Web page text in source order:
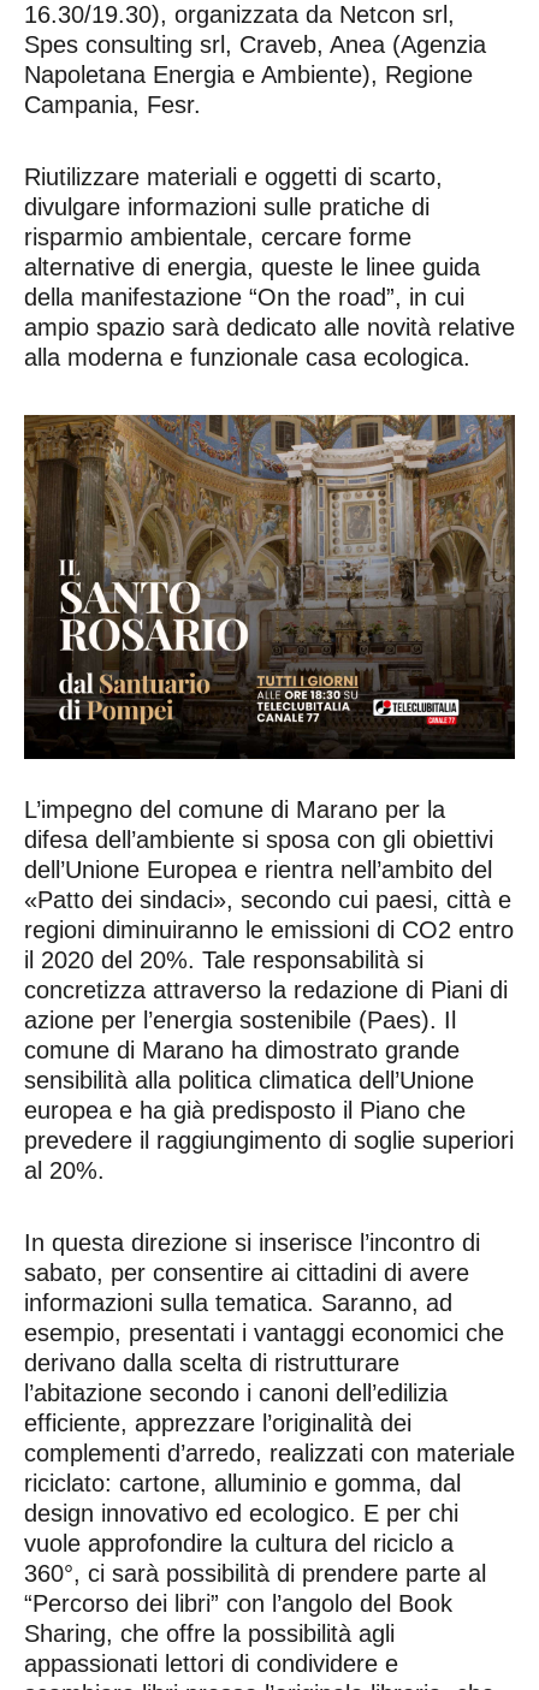
16.30/19.30), organizzata da Netcon srl,
Spes consulting srl, Craveb, Anea (Agenzia
Napoletana Energia e Ambiente), Regione
Campania, Fesr.
Riutilizzare materiali e oggetti di scarto,
divulgare informazioni sulle pratiche di
risparmio ambientale, cercare forme
alternative di energia, queste le linee guida
della manifestazione “On the road”, in cui
ampio spazio sarà dedicato alle novità relative
alla moderna e funzionale casa ecologica.
L’impegno del comune di Marano per la
difesa dell’ambiente si sposa con gli obiettivi
dell’Unione Europea e rientra nell’ambito del
«Patto dei sindaci», secondo cui paesi, città e
regioni diminuiranno le emissioni di CO2 entro
il 2020 del 20%. Tale responsabilità si
concretizza attraverso la redazione di Piani di
azione per l’energia sostenibile (Paes). Il
comune di Marano ha dimostrato grande
sensibilità alla politica climatica dell’Unione
europea e ha già predisposto il Piano che
prevedere il raggiungimento di soglie superiori
al 20%.
In questa direzione si inserisce l’incontro di
sabato, per consentire ai cittadini di avere
informazioni sulla tematica. Saranno, ad
esempio, presentati i vantaggi economici che
derivano dalla scelta di ristrutturare
l’abitazione secondo i canoni dell’edilizia
efficiente, apprezzare l’originalità dei
complementi d’arredo, realizzati con materiale
riciclato: cartone, alluminio e gomma, dal
design innovativo ed ecologico. E per chi
vuole approfondire la cultura del riciclo a
360°, ci sarà possibilità di prendere parte al
“Percorso dei libri” con l’angolo del Book
Sharing, che offre la possibilità agli
appassionati lettori di condividere e